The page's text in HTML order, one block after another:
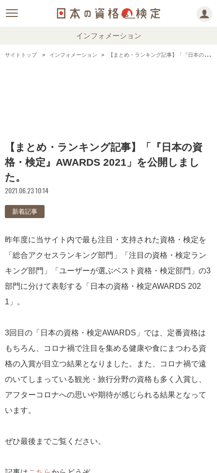
インフォメーション
サイトトップ インフォメーション 【まとめ・ランキング記事】「『日本の資格・検定』AWARDS 2021」を公開しました。
【まとめ・ランキング記事】「『日本の資
格・検定』AWARDS 2021」を公開しまし
た。
2021.06.23 10:14
新着記事
昨年度に当サイト内で最も注目・支持された資格・検定を
「総合アクセスランキング部門」「注目の資格・検定ラン
キング部門」「ユーザーが選ぶベスト資格・検定部門」の3
部門に分けて表彰する「日本の資格・検定AWARDS 202
1」。
3回目の「日本の資格・検定AWARDS」では、定番資格は
もちろん、コロナ禍で注目を集める健康や食にまつわる資
格の入賞が目立つ結果となりました。また、コロナ禍で遠
のいてしまっている観光・旅行分野の資格も多く入賞し、
アフターコロナへの思いや期待が感じられる結果となって
います。
ぜひ最後までご覧ください。